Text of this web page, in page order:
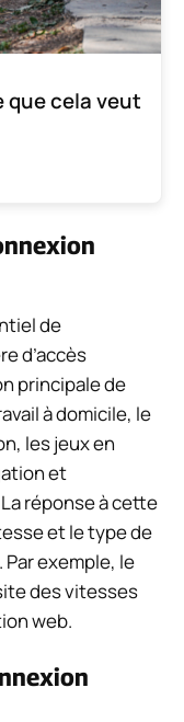
que cela veut
de
d’accès
principale de
à domicile, le
les jeux en
et
réponse à cette
et le type de
exemple, le
des vitesses
web.